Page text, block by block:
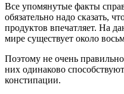
Все упомянутые факты
обязательно надо сказать,
продуктов впечатляет. На
мире существует около
Поэтому не очень
них одинаково
констипации.